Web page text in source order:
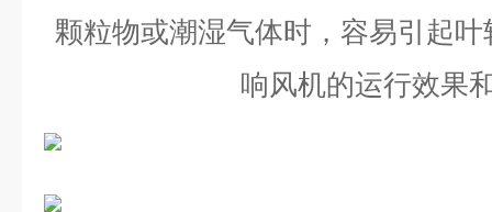
颗粒物或潮湿气体时，容易引起
响风机的运行效果